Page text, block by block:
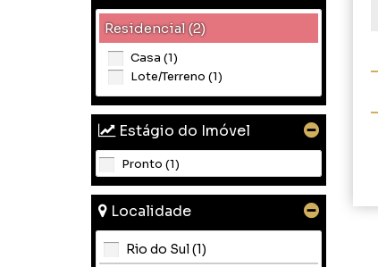
Residencial (2)
Casa (1)
Lote/Terreno (1)
Estágio do Imóvel
Pronto (1)
Localidade
Rio do Sul (1)